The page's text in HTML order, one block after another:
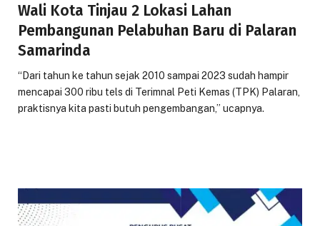
Wali Kota Tinjau 2 Lokasi Lahan
Pembangunan Pelabuhan Baru di Palaran
Samarinda
“Dari tahun ke tahun sejak 2010 sampai 2023 sudah hampir
mencapai 300 ribu tels di Terimnal Peti Kemas (TPK) Palaran,
praktisnya kita pasti butuh pengembangan,” ucapnya.